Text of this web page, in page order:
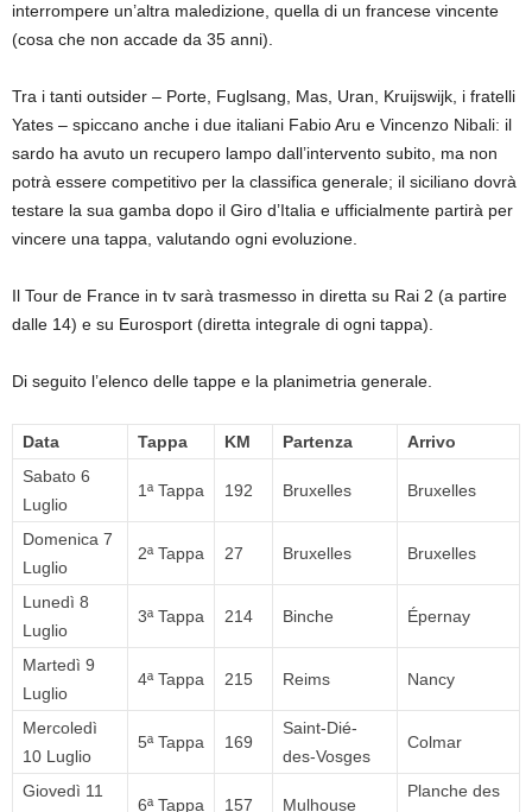
interrompere un’altra maledizione, quella di un francese vincente
(cosa che non accade da 35 anni).
Tra i tanti outsider – Porte, Fuglsang, Mas, Uran, Kruijswijk, i fratelli
Yates – spiccano anche i due italiani Fabio Aru e Vincenzo Nibali: il
sardo ha avuto un recupero lampo dall’intervento subito, ma non
potrà essere competitivo per la classifica generale; il siciliano dovrà
testare la sua gamba dopo il Giro d’Italia e ufficialmente partirà per
vincere una tappa, valutando ogni evoluzione.
Il Tour de France in tv sarà trasmesso in diretta su Rai 2 (a partire
dalle 14) e su Eurosport (diretta integrale di ogni tappa).
Di seguito l’elenco delle tappe e la planimetria generale.
Data Tappa KM Partenza
Arrivo
Sabato 6
Luglio
1ª Tappa 192 Bruxelles Bruxelles
Domenica 7
Luglio
2ª Tappa 27 Bruxelles Bruxelles
Lunedì 8
Luglio
3ª Tappa 214 Binche Épernay
Martedì 9
Luglio
4ª Tappa 215 Reims Nancy
Mercoledì
10 Luglio
5ª Tappa 169
Saint-Dié-
des-Vosges
Colmar
Giovedì 11
6ª Tappa 157 Mulhouse
Planche des